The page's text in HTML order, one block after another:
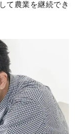
て農業を継続でき